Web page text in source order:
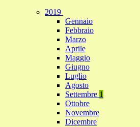
2019
Gennaio
Febbraio
Marzo
Aprile
Maggio
Giugno
Luglio
Agosto
Settembre 1
Ottobre
Novembre
Dicembre